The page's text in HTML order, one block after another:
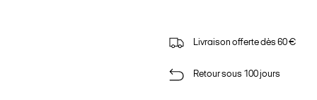
Livraison offerte dès 60 €
Retour sous 100 jours